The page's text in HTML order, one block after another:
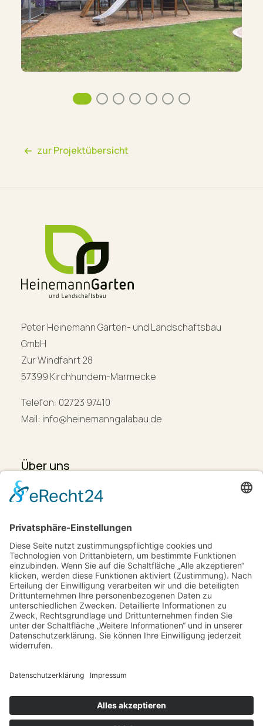
zur Projektübersicht
Peter Heinemann Garten- und Landschaftsbau
GmbH
Zur Windfahrt 28
57399 Kirchhundem-Marmecke
Telefon: 02723 97410
Mail: info@heinemanngalabau.de
Über uns
Leistungen
Projekte
Karriere
Kontakt
Datenschutz
Impressum